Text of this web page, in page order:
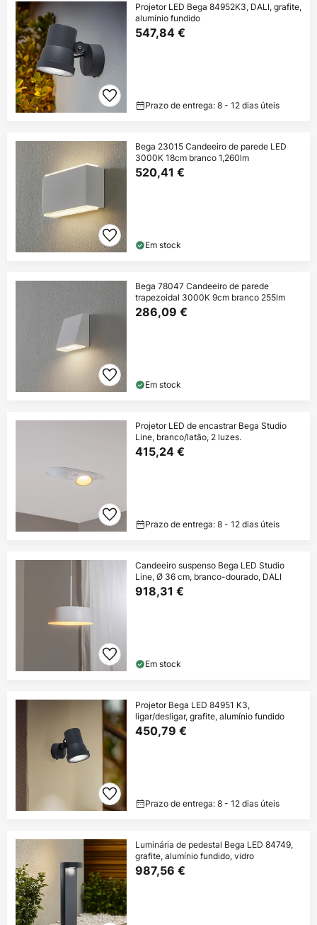
Projetor LED Bega 84952K3, DALI, grafite,
alumínio fundido
547,84 €
Prazo de entrega: 8 - 12 dias úteis
Bega 23015 Candeeiro de parede LED
3000K 18cm branco 1,260lm
520,41 €
Em stock
Bega 78047 Candeeiro de parede
trapezoidal 3000K 9cm branco 255lm
286,09 €
Em stock
Projetor LED de encastrar Bega Studio
Line, branco/latão, 2 luzes.
415,24 €
Prazo de entrega: 8 - 12 dias úteis
Candeeiro suspenso Bega LED Studio
Line, Ø 36 cm, branco-dourado, DALI
918,31 €
Em stock
Projetor Bega LED 84951 K3,
ligar/desligar, grafite, alumínio fundido
450,79 €
Prazo de entrega: 8 - 12 dias úteis
Luminária de pedestal Bega LED 84749,
grafite, alumínio fundido, vidro
987,56 €